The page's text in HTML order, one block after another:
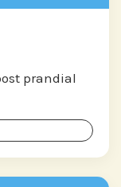
prandial